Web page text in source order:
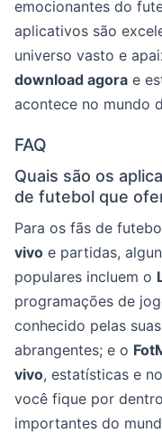
emocionantes do
aplicativos são
universo vasto e
download agora e
acontece no mundo
FAQ
Quais são os
de futebol que
Para os fãs de
vivo e partidas,
populares incluem o
programações de
conhecido pelas
abrangentes; e o
vivo, estatísticas e
você fique por
importantes do